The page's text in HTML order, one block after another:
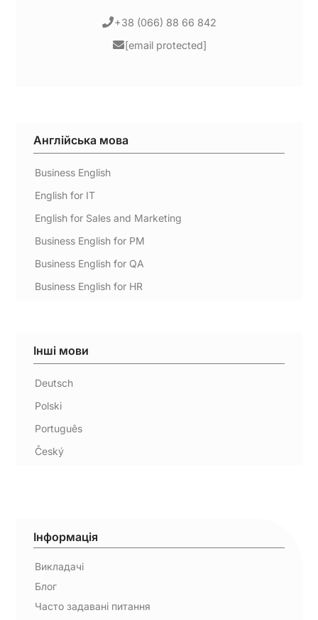
+38 (066) 88 66 842
[email protected]
Англійська мова
Business English
English for IT
English for Sales and Marketing
Business English for PM
Business English for QA
Business English for HR
Інші мови
Deutsch
Polski
Português
Český
Інформація
Викладачі
Блог
Часто задавані питання